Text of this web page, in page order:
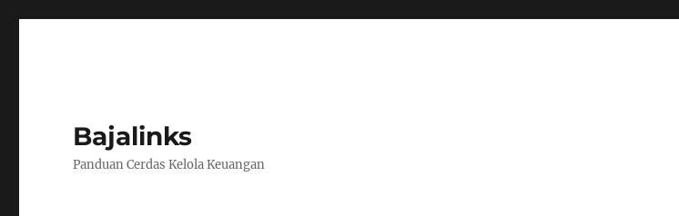
Bajalinks
Panduan Cerdas Kelola Keuangan